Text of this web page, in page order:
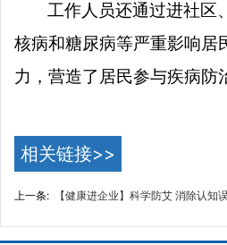
工作人员还通过进社区
核病和糖尿病等严重影响居
力，营造了居民参与疾病防
相关链接>>
上一条: 【健康进企业】科学防艾 消除认知